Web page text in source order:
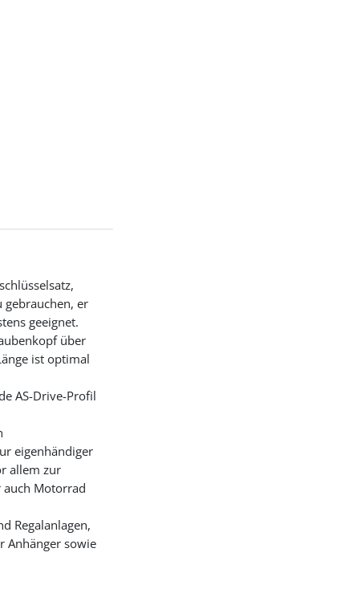
gebrauchen, er
geeignet.
über
ist optimal
AS-Drive-Profil
eigenhändiger
allem zur
auch Motorrad
Regalanlagen,
Anhänger sowie